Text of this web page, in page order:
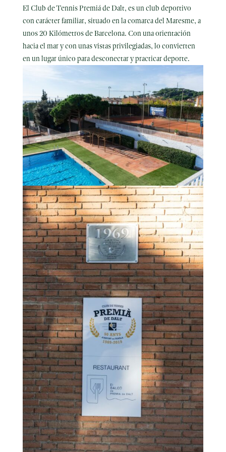
El Club de Tennis Premiá de Dalt, es un club deportivo
con carácter familiar, situado en la comarca del Maresme, a
unos 20 Kilómetros de Barcelona. Con una orientación
hacia el mar y con unas vistas privilegiadas, lo convierten
en un lugar único para desconectar y practicar deporte.